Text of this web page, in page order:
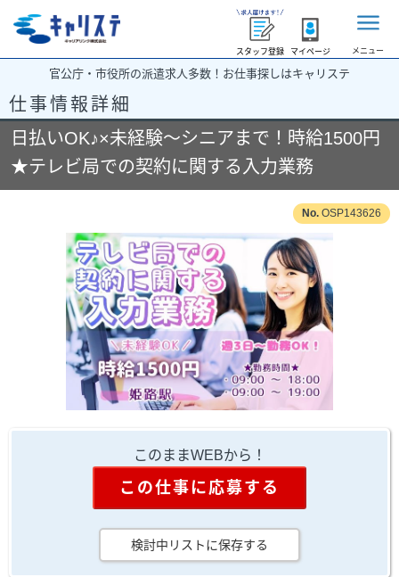
スタッフ登録 マイページ メニュー
官公庁・市役所の派遣求人多数！お仕事探しはキャリステ
仕事情報詳細
日払いOK♪×未経験～シニアまで！時給1500円
★テレビ局での契約に関する入力業務
OSP143626
このままWEBから！
この仕事に応募する
検討中リストに保存する